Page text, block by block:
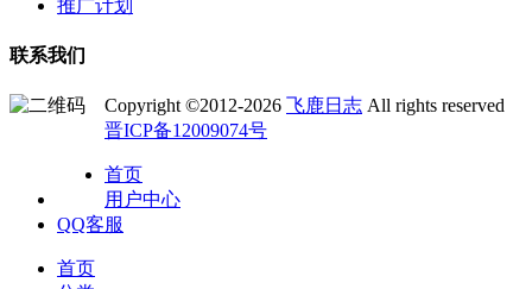
推广计划
联系我们
Copyright ©2012-2026 飞鹿日志 All rights reserved
晋ICP备12009074号
首页
用户中心
QQ客服
首页